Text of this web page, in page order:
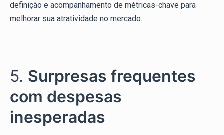
definição e acompanhamento de métricas-chave para
melhorar sua atratividade no mercado.
5. Surpresas frequentes
com despesas
inesperadas